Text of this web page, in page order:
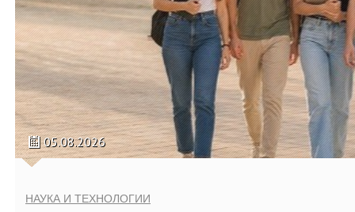
05.08.2026
НАУКА И ТЕХНОЛОГИИ